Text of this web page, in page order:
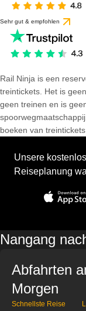
Sehr gut & empfohlen
Rail Ninja is een
treintickets. Het is
geen treinen en is
boeken van
Unsere
Reiseplanung
Nangang
Abfahrten
Morgen
Schnellste Reise